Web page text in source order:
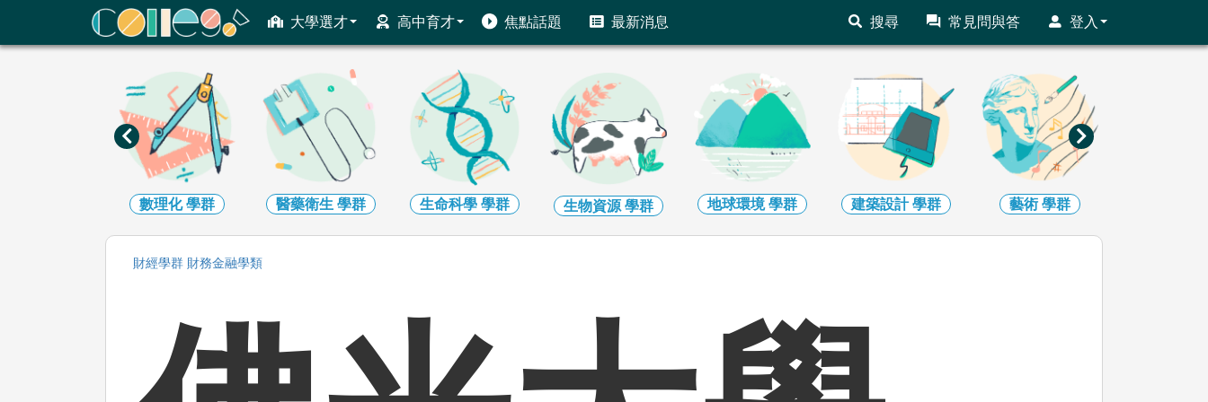
大學選才 高中育才 焦點話題 最新消息 搜尋 常見問與答 登入
ColleGo! 大學選才與高中育才輔助系統
醫藥衛生學群 生命科學 學群 生物資源 學群 地球環境 學群 建築設計學群 藝術學群 社會心理學群
財經學群 財務金融學類